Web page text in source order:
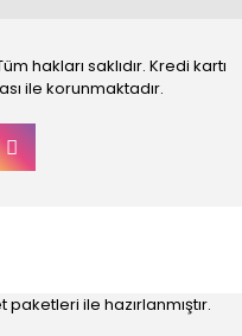
hakları saklıdır. Kredi kartı
ile korunmaktadır.
paketleri ile hazırlanmıştır.